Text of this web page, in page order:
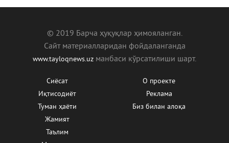
© 2019 Барча ҳуқуқлар ҳимояланган.
Сайт материалларидан фойдаланганда
www.tayloqnews.uz манбаcи кўрсатилиши шарт.
Сиёсат
Иқтисодиёт
Туман ҳаёти
Жамият
Таълим
О проекте
Реклама
Биз билан алоқа